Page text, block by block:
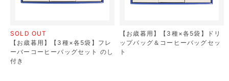
SOLD OUT
【お歳暮用】【3種×各5袋】フレ
ーバーコーヒーバッグセット のし
付き
【お歳暮用】【3種×各5袋】ドリ
ップバッグ＆コーヒーバッグセッ
ト